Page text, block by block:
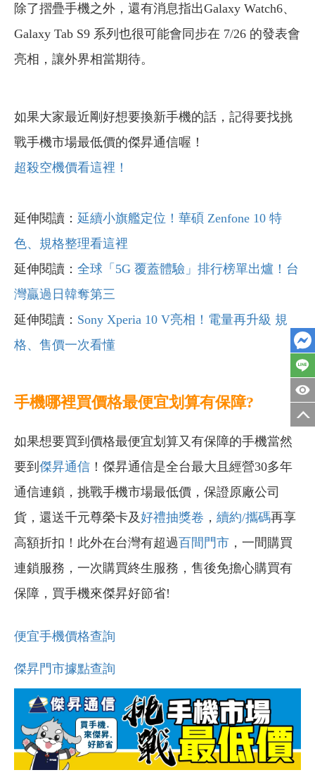
除了摺疊手機之外，還有消息指出Galaxy Watch6、
Galaxy Tab S9 系列也很可能會同步在 7/26 的發表會
亮相，讓外界相當期待。
如果大家最近剛好想要換新手機的話，記得要找挑
戰手機市場最低價的傑昇通信喔！
超殺空機價看這裡！
延伸閱讀： 延續小旗艦定位！華碩 Zenfone 10 特
色、規格整理看這裡
延伸閱讀： 全球「5G 覆蓋體驗」排行榜單出爐！台
灣贏過日韓奪第三
延伸閱讀： Sony Xperia 10 V亮相！電量再升級 規
格、售價一次看懂
手機哪裡買價格最便宜划算有保障?
如果想要買到價格最便宜划算又有保障的手機當然
要到 傑昇通信 ！傑昇通信是全台最大且經營30多年
通信連鎖，挑戰手機市場最低價，保證原廠公司
貨，還送千元尊榮卡及好禮抽獎卷 ， 續約/攜碼再享
高額折扣！此外在台灣有超過百間門市 ，一間購買
連鎖服務，一次購買終生服務，售後免擔心購買有
保障，買手機來傑昇好節省!
便宜手機價格查詢
傑昇門市據點查詢